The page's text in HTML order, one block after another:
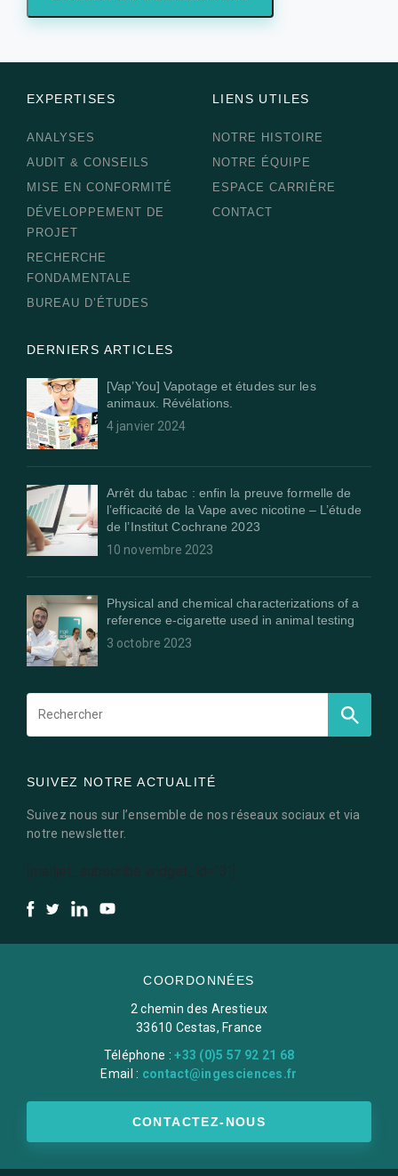
EXPERTISES
ANALYSES
AUDIT & CONSEILS
MISE EN CONFORMITÉ
DÉVELOPPEMENT DE
PROJET
RECHERCHE
FONDAMENTALE
BUREAU D’ÉTUDES
LIENS UTILES
NOTRE HISTOIRE
NOTRE ÉQUIPE
ESPACE CARRIÈRE
CONTACT
DERNIERS ARTICLES
[Vap’You] Vapotage et études sur les
animaux. Révélations.
4 janvier 2024
Arrêt du tabac : enfin la preuve formelle de
l’efficacité de la Vape avec nicotine – L’étude
de l’Institut Cochrane 2023
10 novembre 2023
Physical and chemical characterizations of a
reference e-cigarette used in animal testing
3 octobre 2023
SUIVEZ NOTRE ACTUALITÉ
Suivez nous sur l’ensemble de nos réseaux sociaux et via
notre newsletter.
COORDONNÉES
2 chemin des Arestieux
33610 Cestas, France
Téléphone :+33 (0)5 57 92 21 68
Email : contact@ingesciences.fr
CONTACTEZ-NOUS